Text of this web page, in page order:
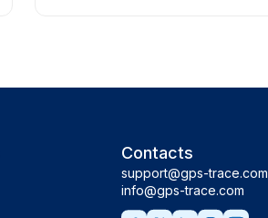
Contacts
support@gps-trace.com
info@gps-trace.com